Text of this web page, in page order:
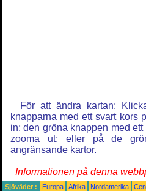
För att ändra kartan:
knapparna med ett svart kors
in; den gröna knappen med ett
zooma ut; eller på de
angränsande kartor.
Informationen på denna
Sjöväder : Europa Afrika Nordamerika